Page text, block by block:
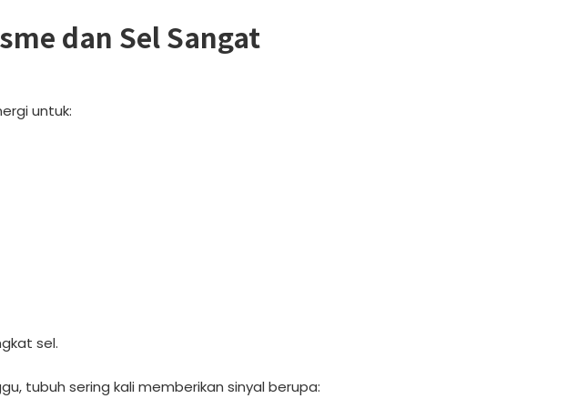
dan Sel Sangat
untuk:
sel.
tubuh sering kali memberikan sinyal berupa: